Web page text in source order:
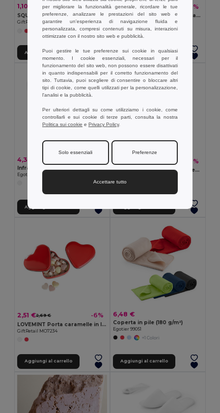
1,10 € 1,21 € -9%
SQUARAX Quadrato antistress
GiftRetail MO7659
+2 Colori
Aggiungi al carrello
8,73 € 10,94 € -20%
ANCIENT HIGH Candela fragranza vaniglia
GiftRetail MO6316
Aggiungi al carrello
4,38 €
Egotier 95083
Aggiungi al carrello
-2%
MINTCARD Dispenser per mentine
2,51 €2,69 € -6%
LOVEMINT Porta caramelle in latta
GiftRetail MO7234
Aggiungi al carrello
6,48 €
Coperta in pile (180 g/m²)
Egotier 99051
+1 Colori
Aggiungi al carrello
per migliorare la funzionalità generale, ricordare le tue
preferenze, analizzare le prestazioni del sito web e
garantire un'esperienza di navigazione fluida e
personalizzata, compresi contenuti su misura, interazioni
ottimizzate con il nostro sito web e pubblicità.
Puoi gestire le tue preferenze sui cookie in qualsiasi
momento. I cookie essenziali, necessari per il
funzionamento del sito web, non possono essere disattivati
in quanto indispensabili per il corretto funzionamento del
sito. Tuttavia, puoi scegliere di consentire o bloccare altri
tipi di cookie, come quelli utilizzati per la personalizzazione,
l'analisi e la pubblicità.
Per ulteriori dettagli su come utilizziamo i cookie, come
controllarli e sui cookie di terze parti, consulta la nostra
Politica sui cookie e Privacy Policy.
Solo essenziali Preferenze
Accettare tutto